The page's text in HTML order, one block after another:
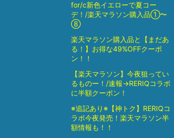
for/c新色イエローで夏コー
デ！/楽天マラソン購入品①〜
⑧
楽天マラソン購入品と【まだあ
る！】お得な49%OFFクーポ
ン！！
【楽天マラソン】今夜狙ってい
るものー！/速報→RERIQコラボ
に半額クーポン！
※追記あり※【神トク】RERIQコ
ラボ今夜発売！楽天マラソン半
額情報も！！